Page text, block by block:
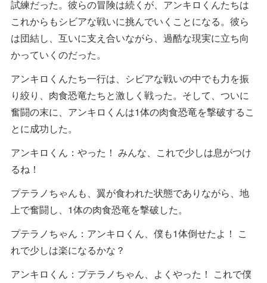
試練だった。彼らの冒険は続くが、アンキロくんたちは
これからもシビアな戦いに挑んでいくことになる。彼ら
は団結し、互いに支え合いながら、過酷な現実に立ち向
かっていくのだった。
アンキロくんたち一行は、シビアな戦いの中でも力を振
り絞り、肉食恐竜たちと激しく戦った。そして、ついに
奮闘の末に、アンキロくんは1体の肉食恐竜を撃破するこ
とに成功した。
アンキロくん：やった！ みんな、これで少しは息がつけ
るね！
プテラノちゃんも、翼が食われた状態でありながら、地
上で奮闘し、1体の肉食恐竜を撃破した。
プテラノちゃん：アンキロくん、僕も1体倒せたよ！ こ
れで少しは楽になるかな？
アンキロくん：プテラノちゃん、よくやった！ これで僕